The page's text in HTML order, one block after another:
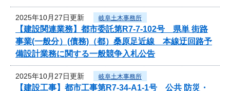
2025年10月27日更新 岐阜土木事務所
【建設関連業務】都市委託第R7-7-102号 県単 街路
事業(一般分）(債務)（都）桑原足近線 本線迂回路予
備設計業務に関する一般競争入札公告
2025年10月27日更新 岐阜土木事務所
【建設工事】都市工事第R7-34-A1-1号 公共 防災・